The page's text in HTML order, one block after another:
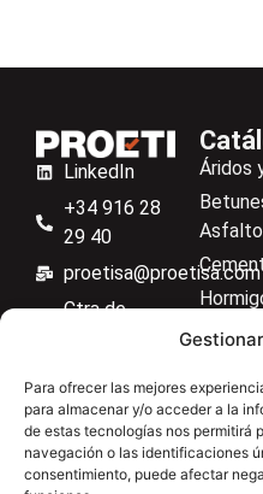
Para ofrecer las mejores
para almacenar y/o acceder a la
de estas tecnologías nos permitirá
navegación o las identificaciones
consentimiento, puede afectar
LinkedIn
+34 916 28
29 40
proetisa@proetisa.com
Ctra de
M-106, Km
4,1, 28110
Algete,
Madrid
Áridos
Suelos
Aceros